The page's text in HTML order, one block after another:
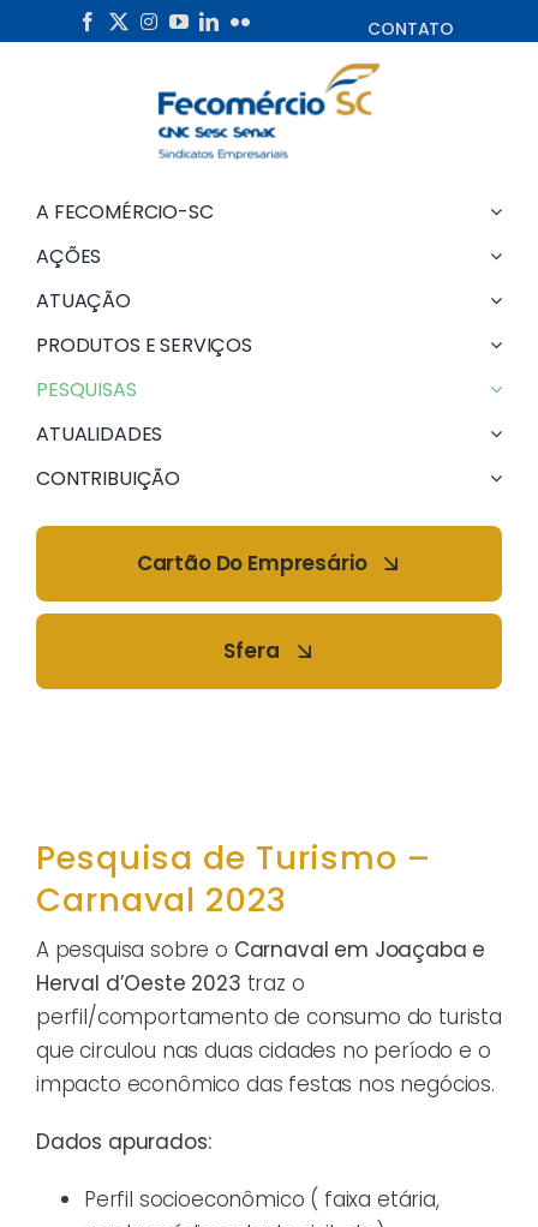
to
CONTATO
A FECOMÉRCIO-SC
AÇÕES
ATUAÇÃO
PRODUTOS E SERVIÇOS
PESQUISAS
ATUALIDADES
CONTRIBUIÇÃO
Cartão Do Empresário
Sfera
Pesquisa de Turismo –
Carnaval 2023
A pesquisa sobre o Carnaval em Joaçaba e
Herval d’Oeste 2023 traz o
perfil/comportamento de consumo do turista
que circulou nas duas cidades no período e o
impacto econômico das festas nos negócios.
Dados apurados:
Perfil socioeconômico ( faixa etária,